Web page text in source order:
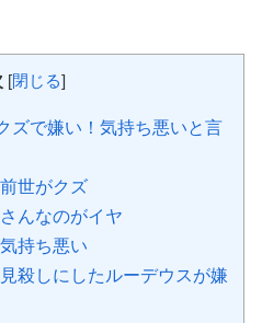
[閉じる]
ズで嫌い！気持ち悪いと言
世がクズ
んなのがイヤ
持ち悪い
殺しにしたルーデウスが嫌